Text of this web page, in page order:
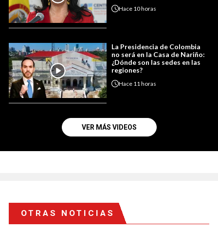
Hace 10 horas
La Presidencia de Colombia
no será en la Casa de Nariño:
¿Dónde son las sedes en las
regiones?
Hace 11 horas
VER MÁS VIDEOS
OTRAS NOTICIAS